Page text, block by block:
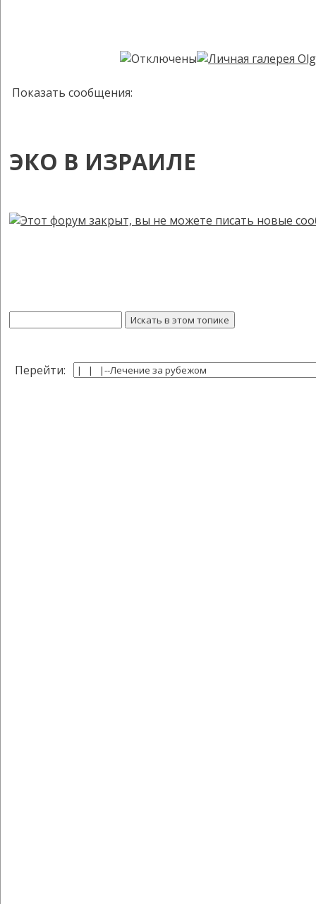
Показать сообщения:
ЭКО В ИЗРАИЛЕ
Перейти: